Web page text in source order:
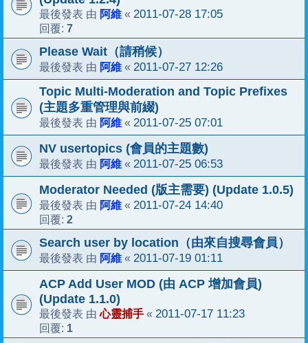
最後發表 由 阿維 « 2011-07-28 17:05
回覆: 7
Please Wait（請稍候）
最後發表 由 阿維 « 2011-07-27 12:26
Topic Multi-Moderation and Topic Prefixes
(主題多重管理與前綴)
最後發表 由 阿維 « 2011-07-25 07:01
NV usertopics (會員的主題數)
最後發表 由 阿維 « 2011-07-25 06:53
Moderator Needed (版主需要) (Update 1.0.5)
最後發表 由 阿維 « 2011-07-24 14:40
回覆: 2
Search user by location（由來自搜尋會員）
最後發表 由 阿維 « 2011-07-19 01:11
ACP Add User MOD (由 ACP 增加會員)
(Update 1.1.0)
最後發表 由心靈捕手 « 2011-07-17 11:23
回覆: 1